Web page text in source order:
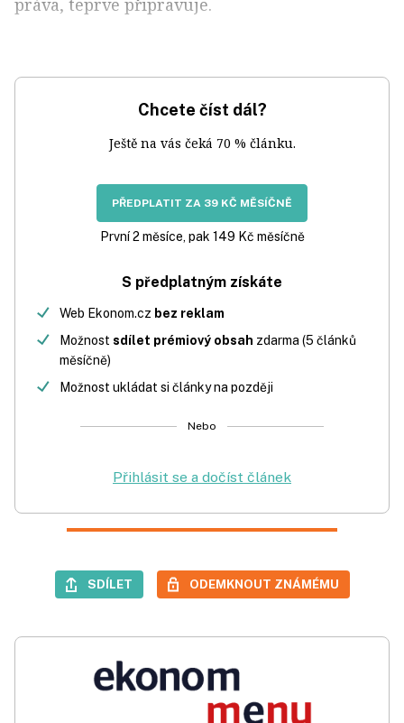
práva, teprve připravuje.
Chcete číst dál?
Ještě na vás čeká 70 % článku.
PŘEDPLATIT ZA 39 KČ MĚSÍČNĚ
První 2 měsíce, pak 149 Kč měsíčně
S předplatným získáte
Web Ekonom.cz bez reklam
Možnost sdílet prémiový obsah zdarma (5 článků
měsíčně)
Možnost ukládat si články na později
Nebo
Přihlásit se a dočíst článek
SDÍLET ODEMKNOUT ZNÁMÉMU